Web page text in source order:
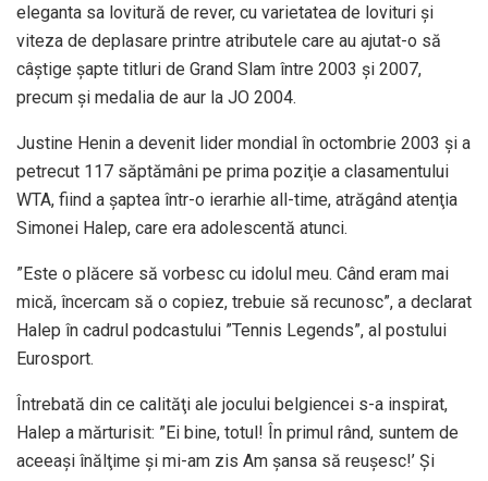
eleganta sa lovitură de rever, cu varietatea de lovituri şi
viteza de deplasare printre atributele care au ajutat-o să
câştige şapte titluri de Grand Slam între 2003 şi 2007,
precum şi medalia de aur la JO 2004.
Justine Henin a devenit lider mondial în octombrie 2003 şi a
petrecut 117 săptămâni pe prima poziţie a clasamentului
WTA, fiind a şaptea într-o ierarhie all-time, atrăgând atenţia
Simonei Halep, care era adolescentă atunci.
”Este o plăcere să vorbesc cu idolul meu. Când eram mai
mică, încercam să o copiez, trebuie să recunosc”, a declarat
Halep în cadrul podcastului ”Tennis Legends”, al postului
Eurosport.
Întrebată din ce calităţi ale jocului belgiencei s-a inspirat,
Halep a mărturisit: ”Ei bine, totul! În primul rând, suntem de
aceeaşi înălţime şi mi-am zis Am şansa să reuşesc!’ Şi